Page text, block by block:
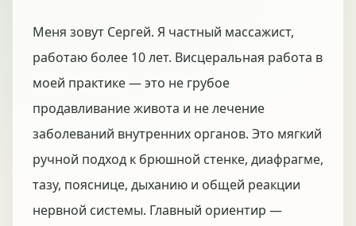
Меня зовут Сергей. Я частный массажист,
работаю более 10 лет. Висцеральная работа в
моей практике — это не грубое
продавливание живота и не лечение
заболеваний внутренних органов. Это мягкий
ручной подход к брюшной стенке, диафрагме,
тазу, пояснице, дыханию и общей реакции
нервной системы. Главный ориентир —